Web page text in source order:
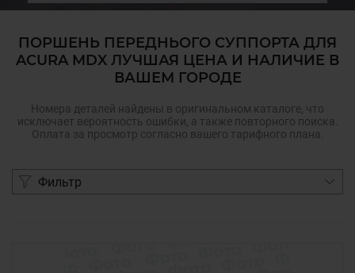
ПОРШЕНЬ ПЕРЕДНЬОГО СУППОРТА ДЛЯ
ACURA MDX ЛУЧШАЯ ЦЕНА И НАЛИЧИЕ В
ВАШЕМ ГОРОДЕ
Номера деталей найдены в оригинальном каталоге, что
исключает вероятность ошибки, а также повторного поиска.
Оплата за просмотр согласно вашего тарифного плана.
Фильтр